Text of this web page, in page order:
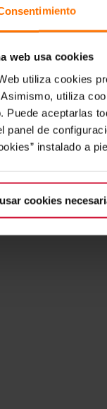
web usa cookies
utiliza cookies
utiliza
Puede aceptarlas
panel de
instalado a
cookies